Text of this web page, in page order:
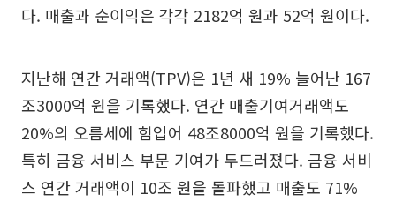
다. 매출과 순이익은 각각 2182억 원과 52억 원이다.
지난해 연간 거래액(TPV)은 1년 새 19% 늘어난 167
조3000억 원을 기록했다. 연간 매출기여거래액도
20%의 오름세에 힘입어 48조8000억 원을 기록했다.
특히 금융 서비스 부문 기여가 두드러졌다. 금융 서비
스 연간 거래액이 10조 원을 돌파했고 매출도 71%